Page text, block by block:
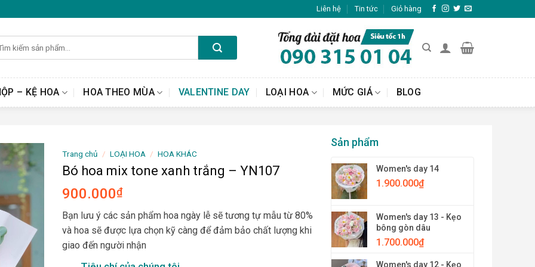
Liên hệ Tin tức Giỏ hàng
– KỆ HOA HOA THEO MÙA VALENTINE DAY LOẠI HOA MỨC GIÁ BLOG
Sản phẩm
Women's day 14
1.900.000₫
Women's day 13 - Kẹo
bông gòn dâu
1.700.000₫
Women's day 12 - Kẹo
Trang chủ / LOẠI HOA / HOA KHÁC
Bó hoa mix tone xanh trắng – YN107
900.000₫
Bạn lưu ý các sản phẩm hoa ngày lễ sẽ tương tự mẫu từ 80%
và hoa sẽ được lựa chọn kỹ càng để đảm bảo chất lượng khi
giao đến người nhận